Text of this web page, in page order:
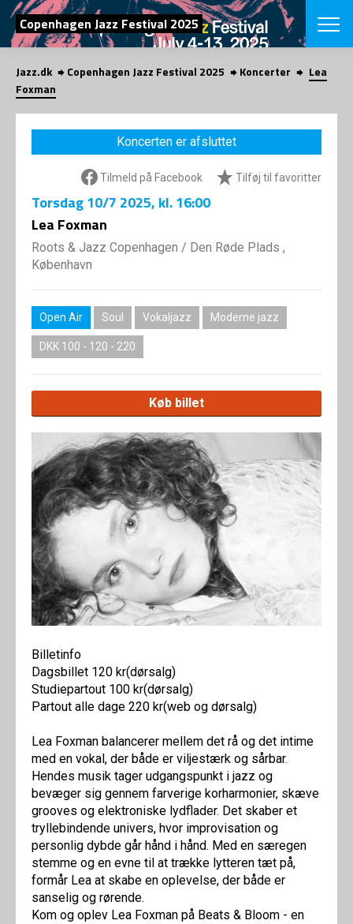
SØG
Copenhagen Jazz Festival 2025
English
VÆLG
VINTERJAZZ
Temaer
LOCATIONS
SHOP
Jazz.dk Copenhagen Jazz Festival 2025 Koncerter
Lea
Foxman
Koncerten er afsluttet
Tilmeld på Facebook Tilføj til favoritter
Torsdag10/7 2025, kl. 16:00
Lea Foxman
Roots & Jazz Copenhagen / Den Røde Plads ,
København
Open Air Soul Vokaljazz Moderne jazz
DKK 100 - 120 - 220
Køb billet
Billetinfo
Dagsbillet 120 kr(dørsalg)
Studiepartout 100 kr(dørsalg)
Partout alle dage 220 kr(web og dørsalg)
Lea Foxman balancerer mellem det rå og det intime
med en vokal, der både er viljestærk og sårbar.
Hendes musik tager udgangspunkt i jazz og
bevæger sig gennem farverige korharmonier, skæve
grooves og elektroniske lydflader. Det skaber et
tryllebindende univers, hvor improvisation og
personlig dybde går hånd i hånd. Med en særegen
stemme og en evne til at trække lytteren tæt på,
formår Lea at skabe en oplevelse, der både er
sanselig og rørende.
Kom og oplev Lea Foxman på Beats & Bloom - en